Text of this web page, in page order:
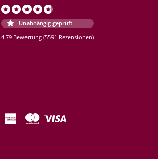
Unabhängig geprüft
4.79 Bewertung (5591 Rezensionen)